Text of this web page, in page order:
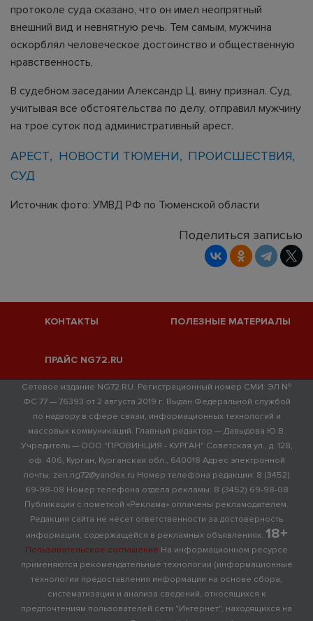
протоколе суда сказано, что он имел неопрятный
внешний вид и невнятную речь. Тем самым, мужчина
оскорблял человеческое достоинство и общественную
нравственность,
В судебном заседании Александр Ц. вину признал. Суд,
учитывая все обстоятельства по делу, отправил мужчину
на трое суток под административный арест.
АРЕСТ НОВОСТИ ТЮМЕНИ
ПРОИСШЕСТВИЯ
СУД
Источник фото: УМВД РФ по Тюменской области
Поделиться записью
КОНТАКТЫ ПОЛЕЗНЫЕ МАТЕРИАЛЫ
ПРАЙС NG72.RU
Сетевое издание NG72.RU. Регистрационный номер СМИ: ЭЛ №
ФС 77 — 76393 от 2 августа 2019 г. Выдан Федеральной службой
по надзору в сфере связи, информационных технологий и
массовых коммуникаций. Главный редактор — Давыдова Ю.В.
Учредитель — ООО "ПРОВИНЦИЯ - КУРГАН" Советская ул., д. 128,
оф. 406, Курган, Курганская обл., 640018 Адрес электронной
почты: zen.ng72@yandex.ru Номер телефона редакции: 8 (3452)
69-98-08 Номер телефона отдела рекламы: 8 (3452) 69-98-08
Публикации с пометкой «Реклама» оплачены рекламодателем.
Редакция сайта не несет ответственности за достоверность
информации, содержащейся в рекламных объявлениях. 18+
Пользовательское соглашение На информационном ресурсе
применяются рекомендательные технологии (информационные
технологии предоставления информации на основе сбора,
систематизации и анализа сведений, относящихся к
предпочтениям пользователей сети "Интернет", находящихся на